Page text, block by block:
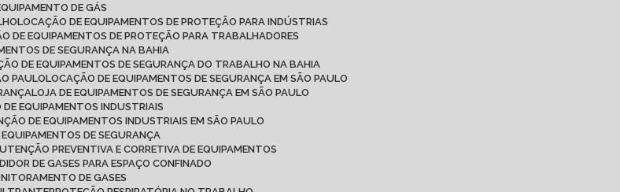
DE GÁS
LOCAÇÃO DE EQUIPAMENTOS DE PROTEÇÃO PARA INDÚSTRIAS
DE EQUIPAMENTOS DE PROTEÇÃO PARA TRABALHADORES
DE SEGURANÇA NA BAHIA
DE EQUIPAMENTOS DE SEGURANÇA DO TRABALHO NA BAHIA
PAULO LOCAÇÃO DE EQUIPAMENTOS DE SEGURANÇA EM SÃO PAULO
LOJA DE EQUIPAMENTOS DE SEGURANÇA EM SÃO PAULO
DE EQUIPAMENTOS INDUSTRIAIS
DE EQUIPAMENTOS INDUSTRIAIS EM SÃO PAULO
EQUIPAMENTOS DE SEGURANÇA
PREVENTIVA E CORRETIVA DE EQUIPAMENTOS
DE GASES PARA ESPAÇO CONFINADO
DE GASES